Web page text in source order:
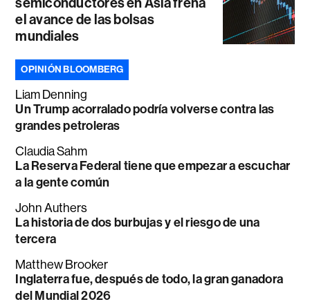
el avance de las bolsas
mundiales
OPINIÓN BLOOMBERG
Liam Denning
Un Trump acorralado podría volverse contra las
grandes petroleras
Claudia Sahm
La Reserva Federal tiene que empezar a escuchar
a la gente común
John Authers
La historia de dos burbujas y el riesgo de una
tercera
Matthew Brooker
Inglaterra fue, después de todo, la gran ganadora
del Mundial 2026